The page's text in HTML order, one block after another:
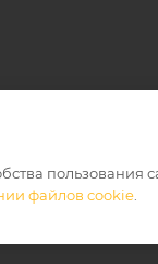
пользования
файлов cookie